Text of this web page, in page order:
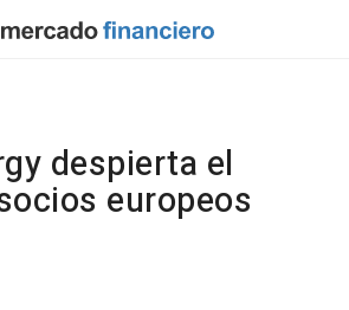
despierta el
europeos